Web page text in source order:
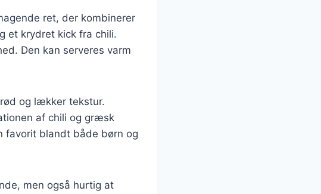
ret, der kombinerer
et krydret kick fra chili.
Den kan serveres varm
og lækker tekstur.
af chili og græsk
favorit blandt både børn og
men også hurtig at